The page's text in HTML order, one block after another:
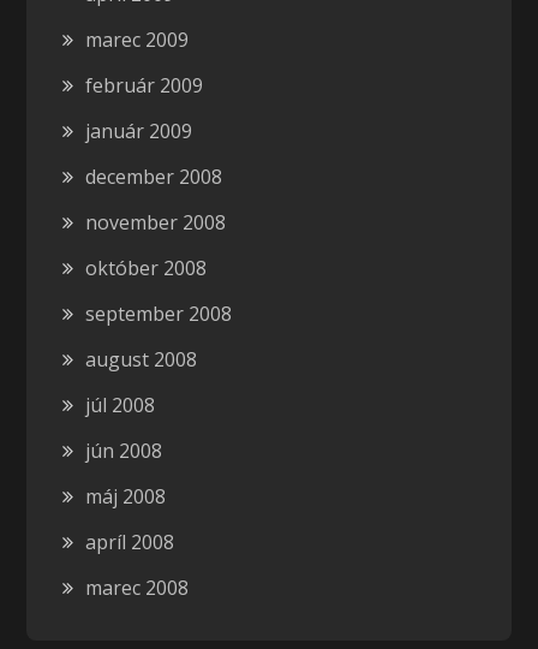
marec 2009
február 2009
január 2009
december 2008
november 2008
október 2008
september 2008
august 2008
júl 2008
jún 2008
máj 2008
apríl 2008
marec 2008